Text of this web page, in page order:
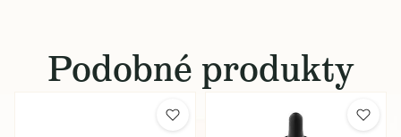
Podobné produkty